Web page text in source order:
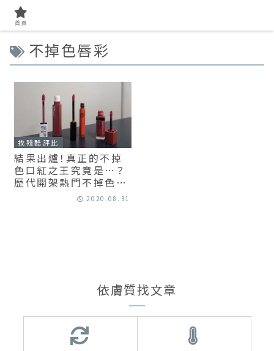
不掉色唇彩
找殘酷評比
結果出爐！真正的不掉
色口紅之王究竟是…？
歷代開架熱門不掉色唇
2020.08.31
依膚質找文章
首頁